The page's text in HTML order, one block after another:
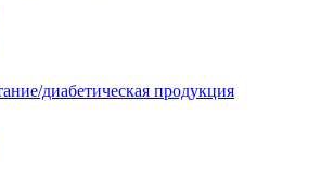
диабетическая продукция